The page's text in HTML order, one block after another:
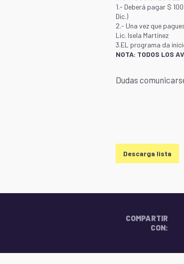
1.- Deberá pagar $
Dic.)
2.- Una vez que
Lic. Isela Martínez
3.EL programa da
NOTA: TODOS LOS
Dudas
Descarga lista
COMPARTIR
CON: